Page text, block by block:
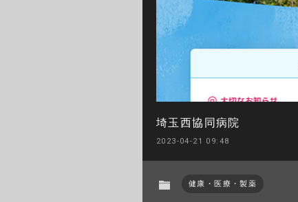
埼玉西協同病院
2023-04-21 09:48
健康・医療・製薬